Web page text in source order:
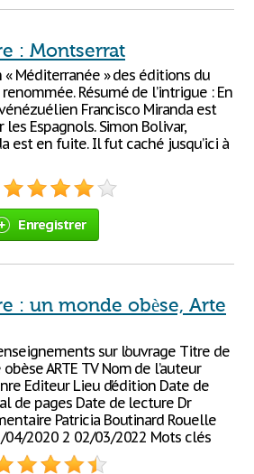
: Montserrat
Méditerranée » des éditions du
Résumé de l’intrigue : En
Francisco Miranda est
Espagnols. Simon Bolivar,
est en fuite. Il fut caché jusqu’ici à
Enregistrer
: un monde obèse, Arte
sur l’ouvrage Titre de
ARTE TV Nom de l’auteur
Editeur Lieu d’édition Date de
de pages Date de lecture Dr
Patricia Boutinard Rouelle
04/2020 2 02/03/2022 Mots clés